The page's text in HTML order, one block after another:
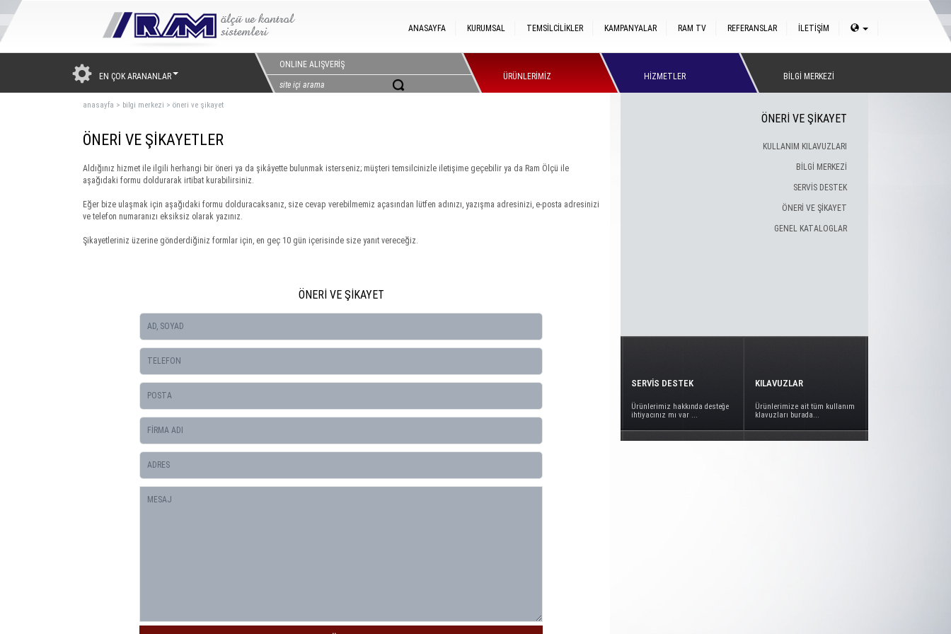
İLETİŞİM
REFERANSLAR
RAM TV
KAMPANYALAR
TEMSİLCİLİKLER
KURUMSAL
ANASAYFA
EN ÇOK ARANANLAR
ONLINE ALIŞVERİŞ
ÜRÜNLERİMİZ
HİZMETLER BİLGİ MERKEZİ
anasayfa > bilgi merkezi > öneri ve şikayet
ÖNERİ VE ŞİKAYETLER
Aldığınız hizmet ile ilgili herhangi bir öneri ya da şikâyette bulunmak isterseniz; müşteri temsilcinizle iletişime geçebilir ya da Ram Ölçü ile
aşağıdaki formu doldurarak irtibat kurabilirsiniz.
Eğer bize ulaşmak için aşağıdaki formu dolduracaksanız, size cevap verebilmemiz açasından lütfen adınızı, yazışma adresinizi, e-posta adresinizi
ve telefon numaranızı eksiksiz olarak yazınız.
Şikayetleriniz üzerine gönderdiğiniz formlar için, en geç 10 gün içerisinde size yanıt vereceğiz.
ÖNERİ VE ŞİKAYET
ÖNERİ VE ŞİKAYET
KULLANIM KILAVUZLARI
BİLGİ MERKEZİ
SERVİS DESTEK
ÖNERİ VE ŞİKAYET
GENEL KATALOGLAR
SERVİS DESTEK
Ürünlerimiz hakkında desteğe
ihtiyacınız mı var ...
KILAVUZLAR
Ürünlerimize ait tüm kullanım
klavuzları burada...